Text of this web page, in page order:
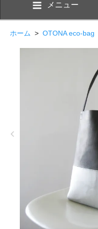
メニュー
ホーム > OTONA eco-bag